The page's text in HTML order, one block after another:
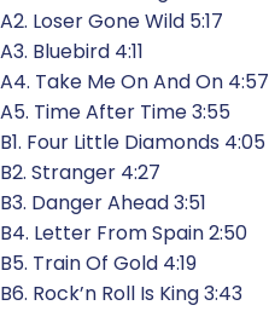
A2. Loser Gone Wild 5:17
A3. Bluebird 4:11
A4. Take Me On And On 4:57
A5. Time After Time 3:55
B1. Four Little Diamonds 4:05
B2. Stranger 4:27
B3. Danger Ahead 3:51
B4. Letter From Spain 2:50
B5. Train Of Gold 4:19
B6. Rock’n Roll Is King 3:43